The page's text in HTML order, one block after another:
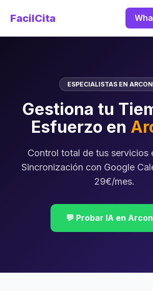
FacilCita
ESPECIALISTAS EN
Gestiona tu
Esfuerzo en
Control total de tus servicios
Sincronización con Google
29€/mes.
💬 Probar IA en